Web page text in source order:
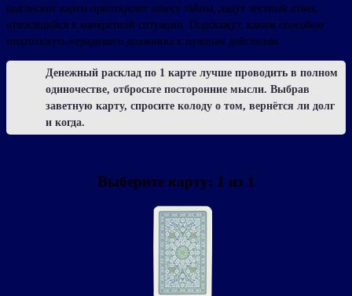
цыганские карты приоткроют завесу тайны, дадут честный ответ,
относящийся к конкретной ситуации. Подскажут, каким способом
подтолкнуть нерадивого должника к нужным действиям.
Денежный расклад по 1 карте лучше проводить в полном
одиночестве, отбросьте посторонние мысли. Выбрав
заветную карту, спросите колоду о том, вернётся ли долг
и когда.
Выберите карту: 1 из 1